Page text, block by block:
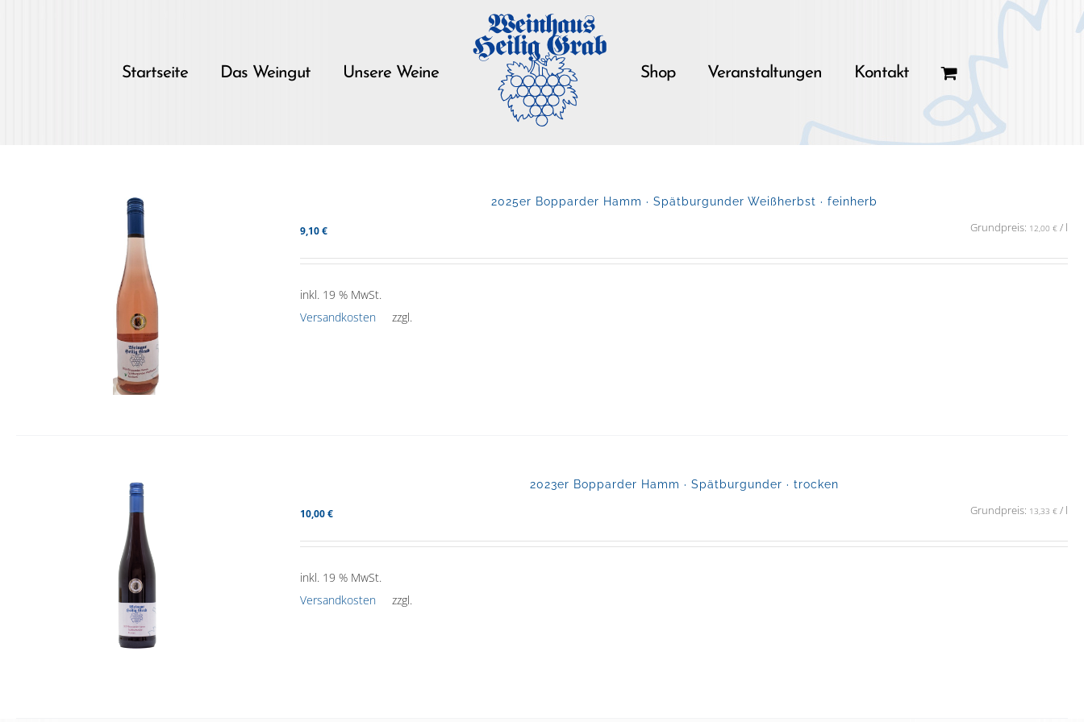
Startseite Das Weingut Unsere Weine Shop Veranstaltungen Kontakt
2025er Bopparder Hamm · Spätburgunder Weißherbst · feinherb
9,10€ Grundpreis: 12,00 €/ l
inkl. 19 % MwSt.
zzgl.
Versandkosten
2023er Bopparder Hamm · Spätburgunder · trocken
10,00€ Grundpreis: 13,33 €/ l
inkl. 19 % MwSt.
zzgl.
Versandkosten